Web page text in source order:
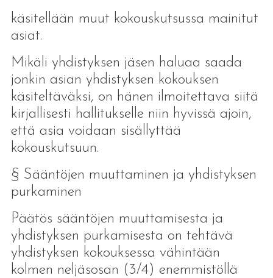
käsitellään muut kokouskutsussa mainitut
asiat.
Mikäli yhdistyksen jäsen haluaa saada
jonkin asian yhdistyksen kokouksen
käsiteltäväksi, on hänen ilmoitettava siitä
kirjallisesti hallitukselle niin hyvissä ajoin,
että asia voidaan sisällyttää
kokouskutsuun.
§ Sääntöjen muuttaminen ja yhdistyksen
purkaminen
Päätös sääntöjen muuttamisesta ja
yhdistyksen purkamisesta on tehtävä
yhdistyksen kokouksessa vähintään
kolmen neljäsosan (3/4) enemmistöllä